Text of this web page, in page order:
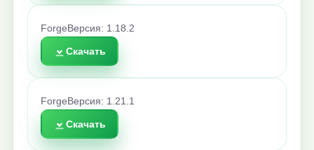
Forge Версия: 1.18.2
Скачать
Forge Версия: 1.21.1
Скачать